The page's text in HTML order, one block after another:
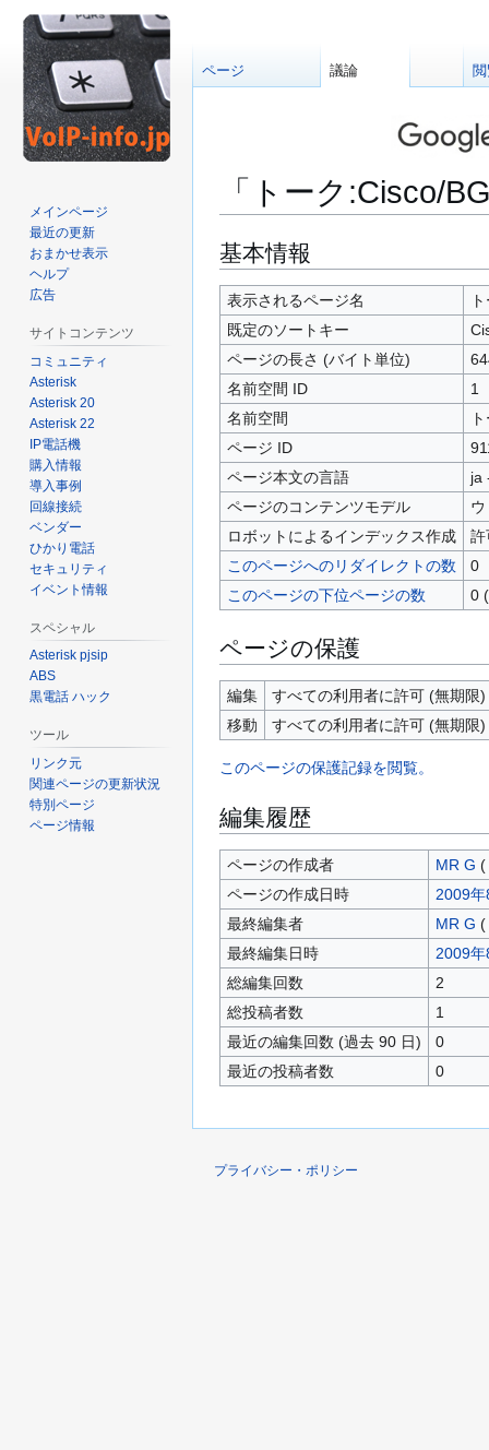
「トーク:Cisco/
ナ
ビ
ゲ
ー
シ
ン
に
移
動
検
索
に
移
動
基本情報
表示されるページ名
既定のソートキー
ページの長さ (バイト単位)
名前空間 ID
1
名前空間
ページ ID
ページ本文の言語
ja
ページのコンテンツモデル
ロボットによるインデックス作成
許
このページへのリダイレクトの数
0
このページの下位ページの数
0
ページの保護
編集
すべての利用者に許可 (無期限)
移動
すべての利用者に許可 (無期限)
このページの保護記録を閲覧。
編集履歴
ページの作成者 MR G (
ページの作成日時
2009
最終編集者
MR G (
最終編集日時
2009
総編集回数
2
総投稿者数
1
最近の編集回数 (過去 90 日)
0
最近の投稿者数
0
ページ 議論
メインページ
最近の更新
おまかせ表示
ヘルプ
広告
サイトコンテンツ
コミュニティ
Asterisk
Asterisk 20
Asterisk 22
IP電話機
購入情報
導入事例
回線接続
ベンダー
ひかり電話
セキュリティ
イベント情報
スペシャル
Asterisk pjsip
ABS
黒電話 ハック
ツール
リンク元
関連ページの更新状況
特別ページ
ページ情報
プライバシー・ポリシー